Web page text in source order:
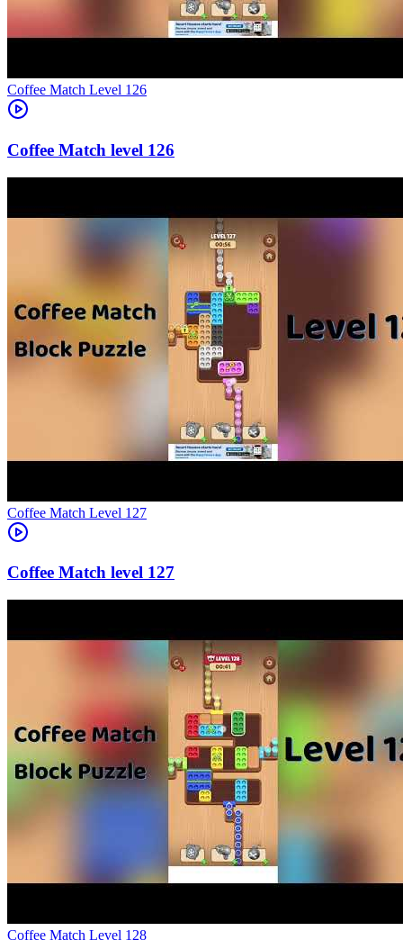
Level 126
126
Level 127
127
Level 128